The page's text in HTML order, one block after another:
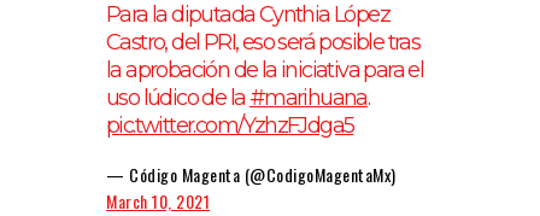
Para la diputada Cynthia López
Castro, del PRI, eso será posible tras
la aprobación de la iniciativa para el
uso lúdico de la #marihuana.
pic.twitter.com/YzhzFJdga5
— Código Magenta (@CodigoMagentaMx)
March 10, 2021